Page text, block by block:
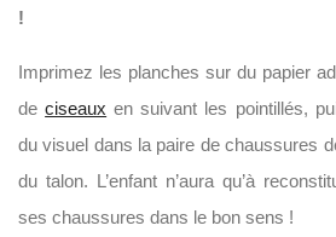
!
Imprimez les planches sur du papier
deciseaux en suivant les pointillés,
du visuel dans la paire de chaussures
du talon. L’enfant n’aura qu’à
ses chaussures dans le bon sens !